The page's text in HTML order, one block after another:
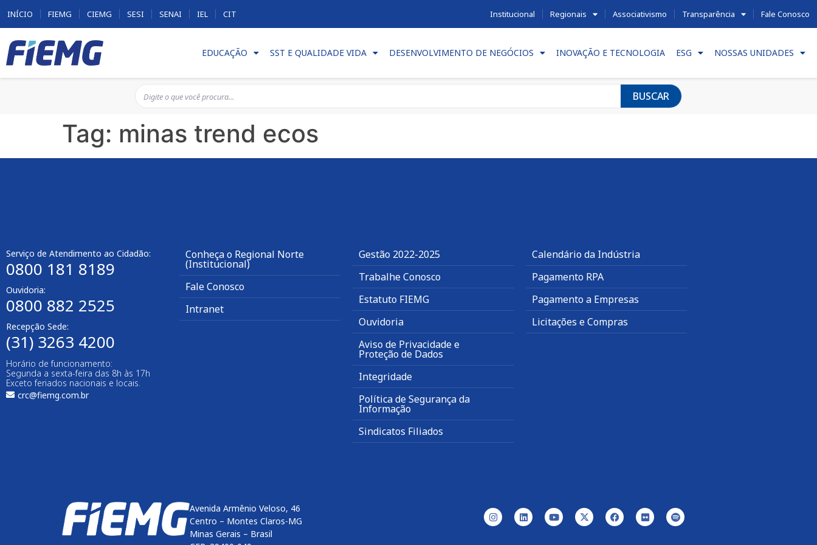
INÍCIO FIEMG CIEMG SESI SENAI IEL CIT Institucional Regionais Associativismo Transparência Fale Conosco
EDUCAÇÃO SST E QUALIDADE VIDA DESENVOLVIMENTO DE NEGÓCIOS INOVAÇÃO E TECNOLOGIA ESG NOSSAS UNIDADES
BUSCAR
Tag: minas trend ecos
Serviço de Atendimento ao Cidadão:
0800 181 8189
Ouvidoria:
0800 882 2525
Recepção Sede:
(31) 3263 4200
Horário de funcionamento:
Segunda a sexta-feira das 8h às 17h
Exceto feriados nacionais e locais.
crc@fiemg.com.br
Conheça o Regional Norte
(Institucional)
Fale Conosco
Intranet
Gestão 2022-2025
Trabalhe Conosco
Estatuto FIEMG
Ouvidoria
Aviso de Privacidade e
Proteção de Dados
Integridade
Política de Segurança da
Informação
Sindicatos Filiados
Calendário da Indústria
Pagamento RPA
Pagamento a Empresas
Licitações e Compras
Avenida Armênio Veloso, 46
Centro – Montes Claros-MG
Minas Gerais – Brasil